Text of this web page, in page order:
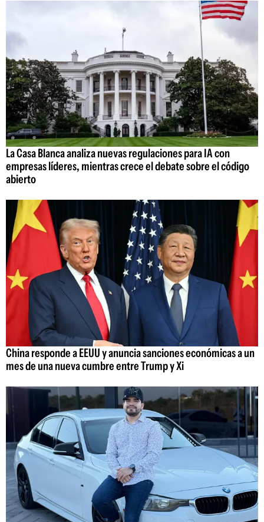
La Casa Blanca analiza nuevas regulaciones para IA con
empresas líderes, mientras crece el debate sobre el código
abierto
China responde a EEUU y anuncia sanciones económicas a un
mes de una nueva cumbre entre Trump y Xi